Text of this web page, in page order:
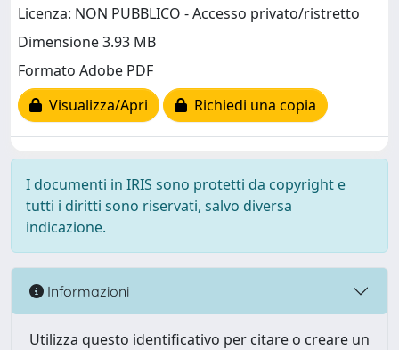
Licenza: NON PUBBLICO - Accesso privato/ristretto
Dimensione 3.93 MB
Formato Adobe PDF
Visualizza/Apri
Richiedi una copia
I documenti in IRIS sono protetti da copyright e
tutti i diritti sono riservati, salvo diversa
indicazione.
Informazioni
Utilizza questo identificativo per citare o creare un